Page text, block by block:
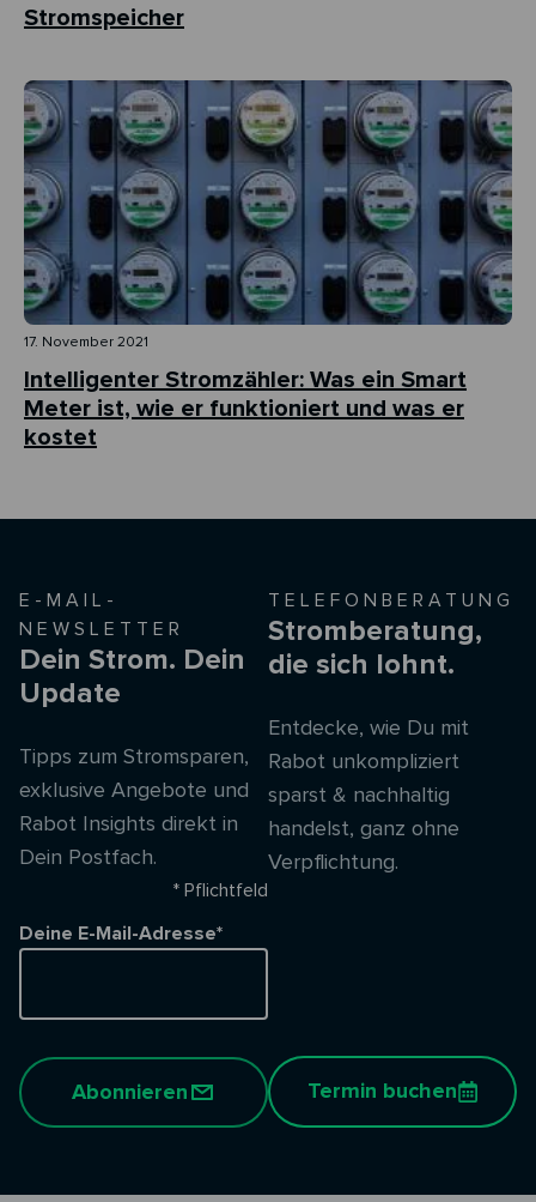
Stromspeicher
Intelligenter Stromzähler: Was ein Smart
Meter ist, wie er funktioniert und was er
kostet
17. November 2021
E-MAIL-
NEWSLETTER
Dein Strom. Dein
Update
Tipps zum Stromsparen,
exklusive Angebote und
Rabot Insights direkt in
Dein Postfach.
* Pflichtfeld
Deine E-Mail-Adresse*
Abonnieren
TELEFONBERATUNG
Stromberatung,
die sich lohnt.
Entdecke, wie Du mit
Rabot unkompliziert
sparst & nachhaltig
handelst, ganz ohne
Verpflichtung.
Termin buchen